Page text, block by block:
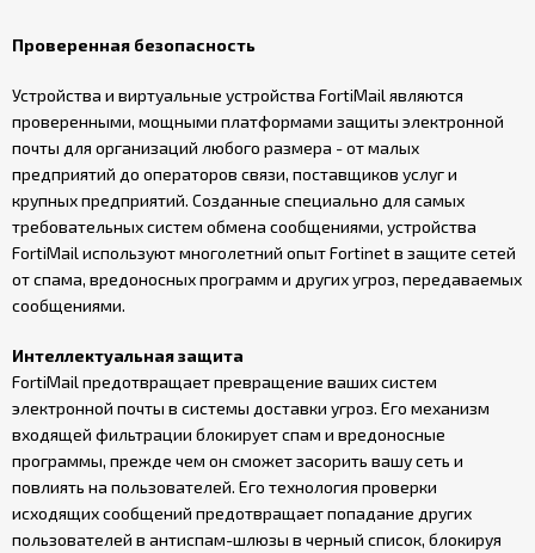
Проверенная безопасность
Устройства и виртуальные устройства FortiMail являются
проверенными, мощными платформами защиты электронной
почты для организаций любого размера - от малых
предприятий до операторов связи, поставщиков услуг и
крупных предприятий. Созданные специально для самых
требовательных систем обмена сообщениями, устройства
FortiMail используют многолетний опыт Fortinet в защите сетей
от спама, вредоносных программ и других угроз, передаваемых
сообщениями.
Интеллектуальная защита
FortiMail предотвращает превращение ваших систем
электронной почты в системы доставки угроз. Его механизм
входящей фильтрации блокирует спам и вредоносные
программы, прежде чем он сможет засорить вашу сеть и
повлиять на пользователей. Его технология проверки
исходящих сообщений предотвращает попадание других
пользователей в антиспам-шлюзы в черный список, блокируя